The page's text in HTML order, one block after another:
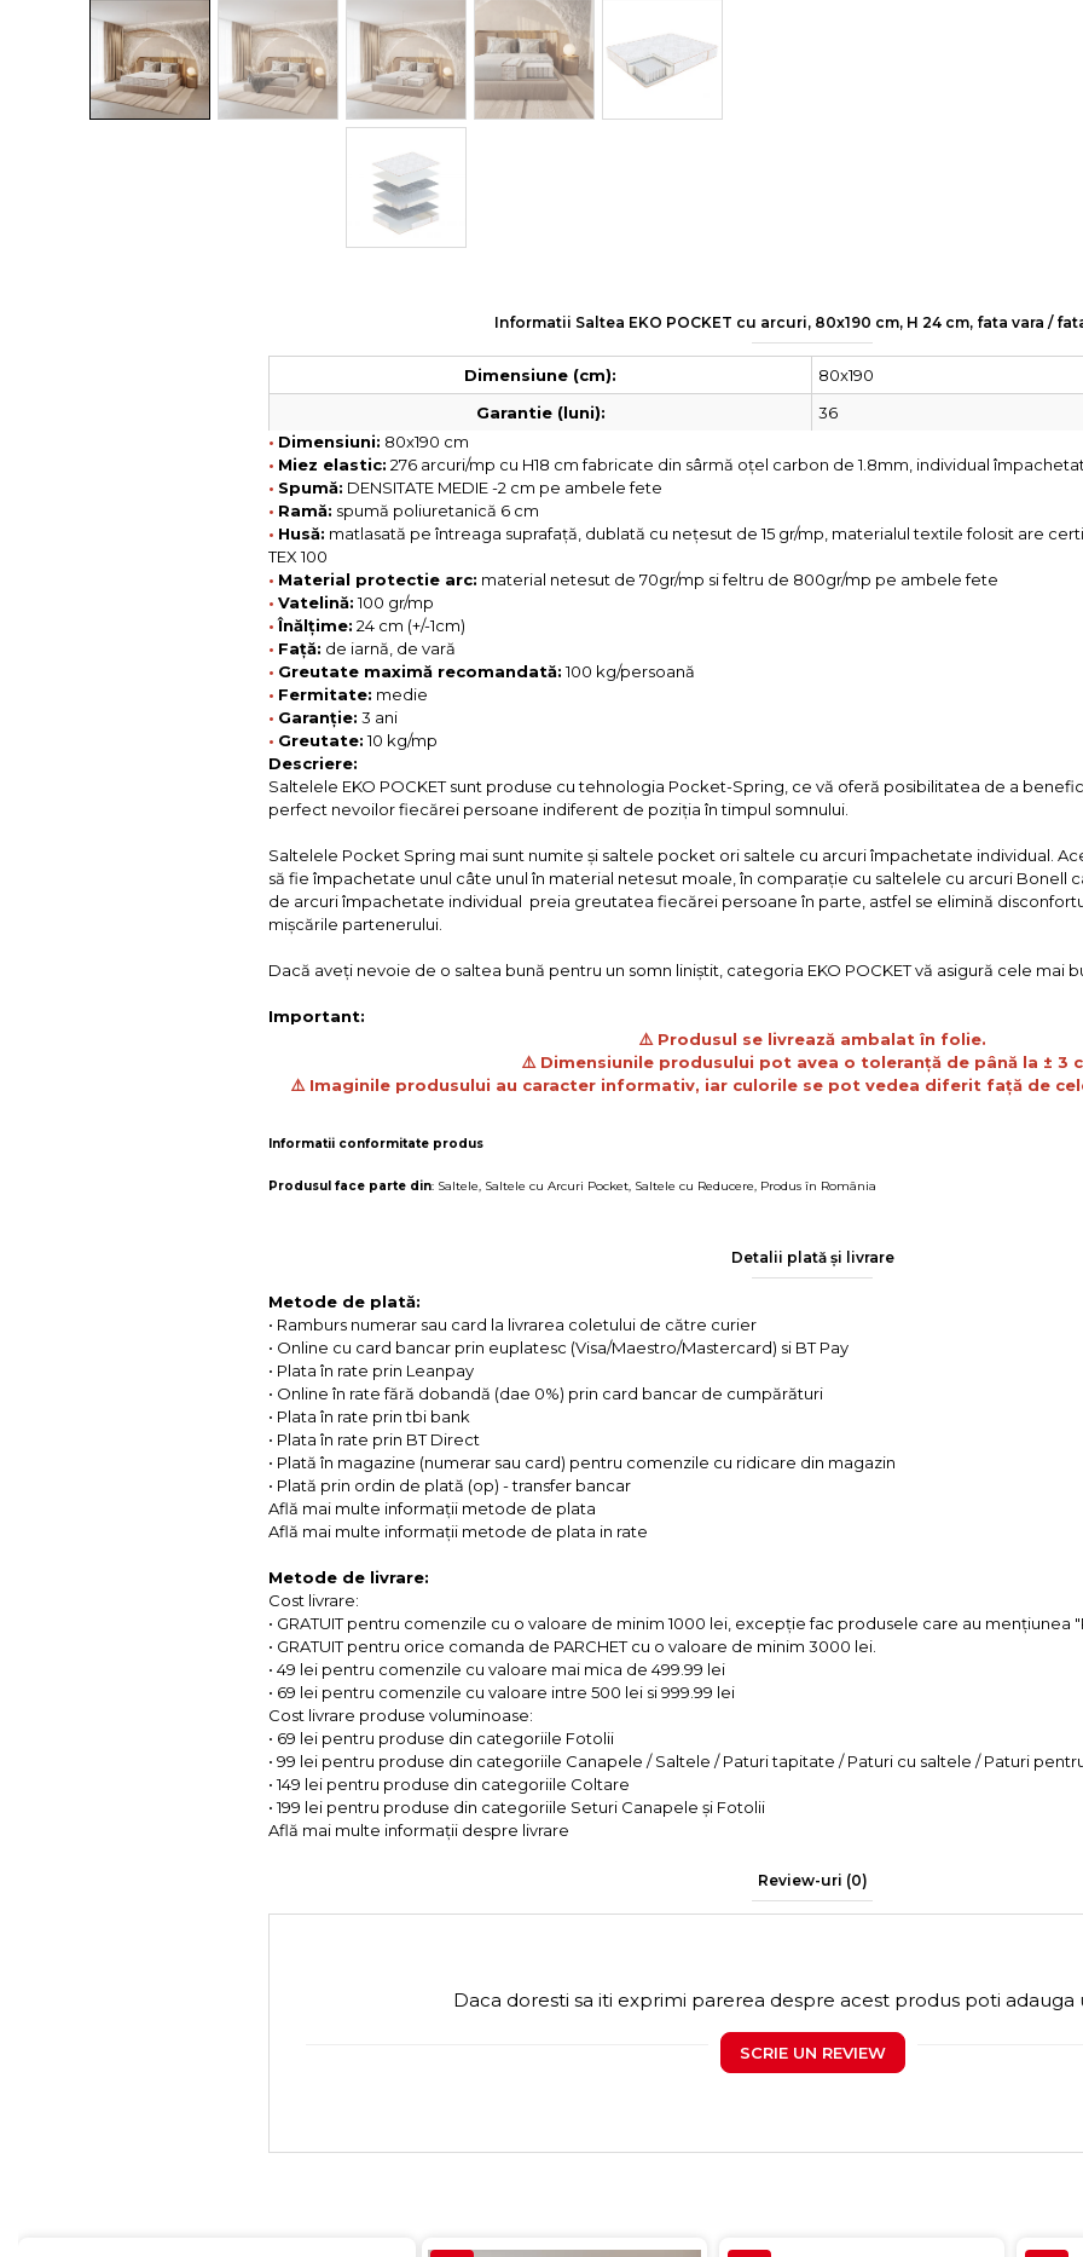
Colectia COMO
Colectia BELLA
Informatii Saltea EKO POCKET cu arcuri, 80x190 cm, H 24 cm, fata vara /
Dimensiune (cm):
80x190
Garantie (luni):
36
• Dimensiuni: 80x190 cm
• Miez elastic: 276 arcuri/mp cu H18 cm fabricate din sârmă oțel carbon de 1.8mm, individual
• Spumă: DENSITATE MEDIE -2 cm pe ambele fete
• Ramă: spumă poliuretanică 6 cm
• Husă: matlasată pe întreaga suprafață, dublată cu nețesut de 15 gr/mp, materialul textile folosit are
TEX 100
• Material protectie arc: material netesut de 70gr/mp si feltru de 800gr/mp pe ambele fete
• Vatelină:100 gr/mp
• Înălțime: 24 cm (+/-1cm)
• Față: de iarnă, de vară
• Greutate maximă recomandată:100 kg/persoană
• Fermitate: medie
• Garanție: 3 ani
• Greutate:10 kg/mp
Descriere:
Saltelele EKO POCKET sunt produse cu tehnologia Pocket-Spring, ce vă oferă posibilitatea de a
perfect nevoilor fiecărei persoane indiferent de poziția în timpul somnului.
Saltelele Pocket Spring mai sunt numite și saltele pocket ori saltele cu arcuri împachetate individual.
să fie împachetate unul câte unul în material netesut moale, în comparație cu saltelele cu arcuri Bonell
de arcuri împachetate individual preia greutatea fiecărei persoane în parte, astfel se elimină
mişcările partenerului.
Dacă aveți nevoie de o saltea bună pentru un somn liniștit, categoria EKO POCKET vă asigură cele mai
Important:
⚠️ Produsul se livrează ambalat în folie.
⚠️ Dimensiunile produsului pot avea o toleranță de până la ± 3
⚠️ Imaginile produsului au caracter informativ, iar culorile se pot vedea diferit față de
Informatii conformitate produs
Produsul face parte din: Saltele, Saltele cu Arcuri Pocket, Saltele cu Reducere, Produs în România
Detalii plată și livrare
Metode de plată:
• Ramburs numerar sau card la livrarea coletului de către curier
• Online cu card bancar prin euplatesc (Visa/Maestro/Mastercard) si BT Pay
• Plata în rate prin Leanpay
• Online în rate fără dobandă (dae 0%) prin card bancar de cumpărături
• Plata în rate prin tbi bank
• Plata în rate prin BT Direct
• Plată în magazine (numerar sau card) pentru comenzile cu ridicare din magazin
• Plată prin ordin de plată (op) - transfer bancar
Află mai multe informații metode de plata
Află mai multe informații metode de plata in rate
Metode de livrare:
Cost livrare:
• GRATUIT pentru comenzile cu o valoare de minim 1000 lei, excepție fac produsele care au mențiunea
• GRATUIT pentru orice comanda de PARCHET cu o valoare de minim 3000 lei.
• 49 lei pentru comenzile cu valoare mai mica de 499.99 lei
• 69 lei pentru comenzile cu valoare intre 500 lei si 999.99 lei
Cost livrare produse voluminoase:
• 69 lei pentru produse din categoriile Fotolii
• 99 lei pentru produse din categoriile Canapele / Saltele / Paturi tapitate / Paturi cu saltele / Paturi
• 149 lei pentru produse din categoriile Coltare
• 199 lei pentru produse din categoriile Seturi Canapele și Fotolii
Află mai multe informații despre livrare
Review-uri (0)
Daca doresti sa iti exprimi parerea despre acest produs poti adauga
SCRIE UN REVIEW